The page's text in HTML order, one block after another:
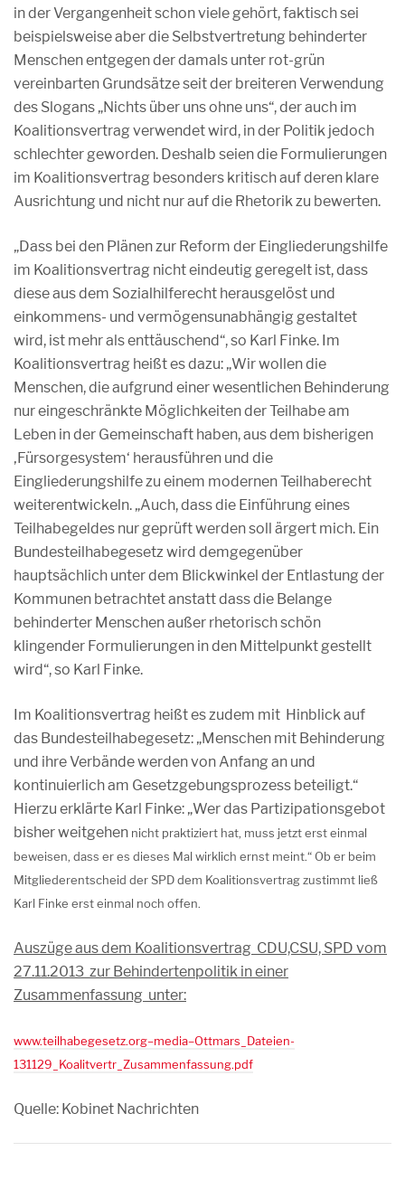
in der Vergangenheit schon viele gehört, faktisch sei
beispielsweise aber die Selbstvertretung behinderter
Menschen entgegen der damals unter rot-grün
vereinbarten Grundsätze seit der breiteren Verwendung
des Slogans „Nichts über uns ohne uns“, der auch im
Koalitionsvertrag verwendet wird, in der Politik jedoch
schlechter geworden. Deshalb seien die Formulierungen
im Koalitionsvertrag besonders kritisch auf deren klare
Ausrichtung und nicht nur auf die Rhetorik zu bewerten.
„Dass bei den Plänen zur Reform der Eingliederungshilfe
im Koalitionsvertrag nicht eindeutig geregelt ist, dass
diese aus dem Sozialhilferecht herausgelöst und
einkommens- und vermögensunabhängig gestaltet
wird, ist mehr als enttäuschend“, so Karl Finke. Im
Koalitionsvertrag heißt es dazu: „Wir wollen die
Menschen, die aufgrund einer wesentlichen Behinderung
nur eingeschränkte Möglichkeiten der Teilhabe am
Leben in der Gemeinschaft haben, aus dem bisherigen
‚Fürsorgesystem‘ herausführen und die
Eingliederungshilfe zu einem modernen Teilhaberecht
weiterentwickeln. „Auch, dass die Einführung eines
Teilhabegeldes nur geprüft werden soll ärgert mich. Ein
Bundesteilhabegesetz wird demgegenüber
hauptsächlich unter dem Blickwinkel der Entlastung der
Kommunen betrachtet anstatt dass die Belange
behinderter Menschen außer rhetorisch schön
klingender Formulierungen in den Mittelpunkt gestellt
wird“, so Karl Finke.
Im Koalitionsvertrag heißt es zudem mit Hinblick auf
das Bundesteilhabegesetz: „Menschen mit Behinderung
und ihre Verbände werden von Anfang an und
kontinuierlich am Gesetzgebungsprozess beteiligt.“
Hierzu erklärte Karl Finke: „Wer das Partizipationsgebot
bisher weitgehen nicht praktiziert hat, muss jetzt erst einmal
beweisen, dass er es dieses Mal wirklich ernst meint.“ Ob er beim
Mitgliederentscheid der SPD dem Koalitionsvertrag zustimmt ließ
Karl Finke erst einmal noch offen.
Auszüge aus dem Koalitionsvertrag CDU,CSU, SPD vom
27.11.2013 zur Behindertenpolitik in einer
Zusammenfassung unter:
www.teilhabegesetz.org–media–Ottmars_Dateien-
131129_Koalitvertr_Zusammenfassung.pdf
Quelle: Kobinet Nachrichten